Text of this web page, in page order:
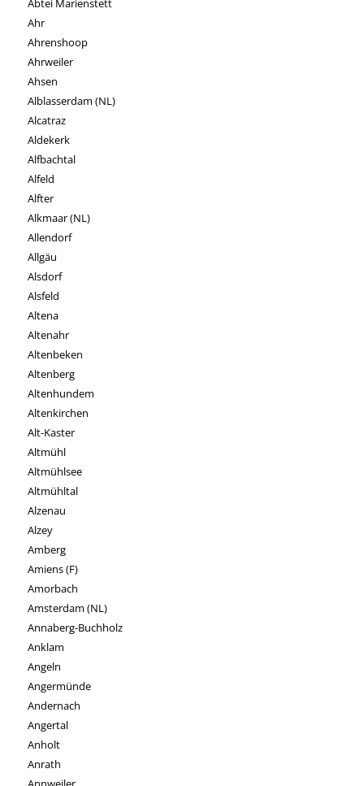
Abtei Marienstett
Ahr
Ahrenshoop
Ahrweiler
Ahsen
Alblasserdam (NL)
Alcatraz
Aldekerk
Alfbachtal
Alfeld
Alfter
Alkmaar (NL)
Allendorf
Allgäu
Alsdorf
Alsfeld
Altena
Altenahr
Altenbeken
Altenberg
Altenhundem
Altenkirchen
Alt-Kaster
Altmühl
Altmühlsee
Altmühltal
Alzenau
Alzey
Amberg
Amiens (F)
Amorbach
Amsterdam (NL)
Annaberg-Buchholz
Anklam
Angeln
Angermünde
Andernach
Angertal
Anholt
Anrath